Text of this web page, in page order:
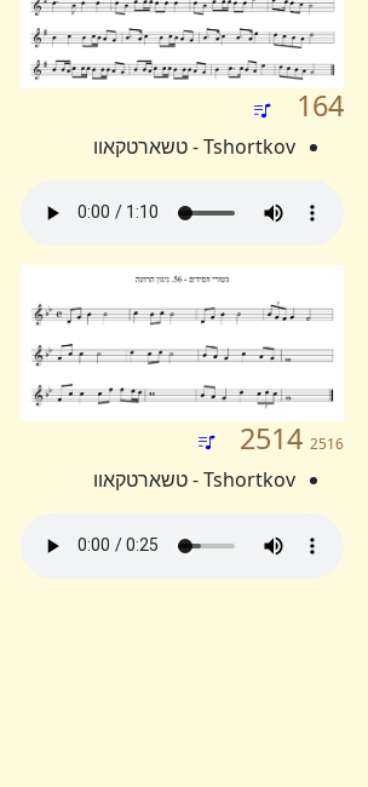
164
Tshortkov - טשארטקאוו
2514 2516
Tshortkov - טשארטקאוו